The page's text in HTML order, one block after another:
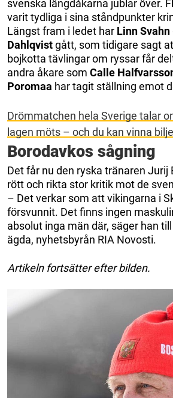
svenska längdåkarna jublar över.
varit tydliga i sina ståndpunkter
Längst fram i ledet har Linn Svahn
Dahlqvistgått, som tidigare sagt
bojkotta tävlingar om ryssar får
andra åkare som Calle
Poromaa har tagit ställning emot
Drömmatchen hela Sverige talar
lagen möts – och du kan vinna
Borodavkos sågning
Det får nu den ryska tränaren Jurij
rött och rikta stor kritik mot de
– Det verkar som att vikingarna i
försvunnit. Det finns ingen
absolut inga män där, säger han
ägda, nyhetsbyrån RIA Novosti.
Artikeln fortsätter efter bilden.